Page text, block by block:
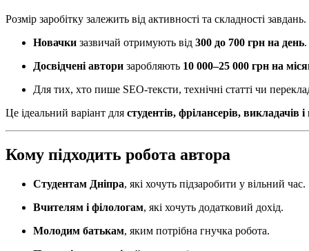
Розмір заробітку залежить від активності та складності завдань.
Новачки зазвичай отримують від 300 до 700 грн на день.
Досвідчені автори заробляють 10 000–25 000 грн на
Для тих, хто пише SEO-тексти, технічні статті чи
Це ідеальний варіант для студентів, фрілансерів, викладачів
Кому підходить робота автора
Студентам Дніпра, які хочуть підзаробити у вільний час.
Вчителям і філологам, які хочуть додатковий дохід.
Молодим батькам, яким потрібна гнучка робота.